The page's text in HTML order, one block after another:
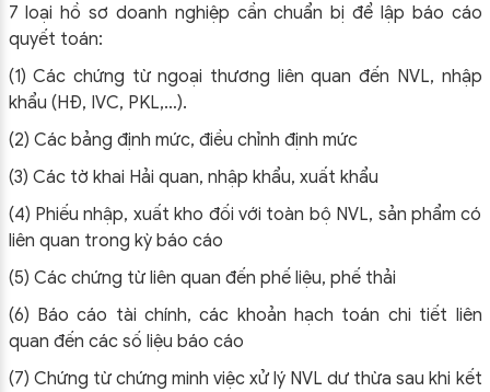
7 loại hồ sơ doanh nghiệp cần chuẩn bị để lập báo cáo
quyết toán:
(1) Các chứng từ ngoại thương liên quan đến NVL, nhập
khẩu (HĐ, IVC, PKL,…).
(2) Các bảng định mức, điều chỉnh định mức
(3) Các tờ khai Hải quan, nhập khẩu, xuất khẩu
(4) Phiếu nhập, xuất kho đối với toàn bộ NVL, sản phẩm có
liên quan trong kỳ báo cáo
(5) Các chứng từ liên quan đến phế liệu, phế thải
(6) Báo cáo tài chính, các khoản hạch toán chi tiết liên
quan đến các số liệu báo cáo
(7) Chứng từ chứng minh việc xử lý NVL dư thừa sau khi kết